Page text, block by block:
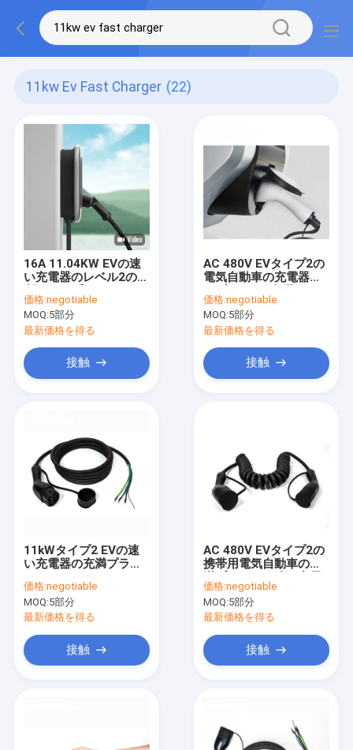
11kw Ev Fast Charger (22)
16A 11.04KW EVの速
い充電器のレベル2の場
の充電ユニット
価格:negotiable
MOQ:5部分
最新価格を得る
接触
AC 480V EVタイプ2の
電気自動車の充電器ケ
速い充電器ケーブルの
タイプ2
価格:negotiable
MOQ:5部分
最新価格を得る
接触
11kWタイプ2 EVの速
い充電器の充満プラグ
単一銃EVの充電器ケー
ブル
価格:negotiable
MOQ:5部分
最新価格を得る
接触
AC 480V EVタイプ2の
携帯用電気自動車の充
器ケーブルのタイプ2
価格:negotiable
MOQ:5部分
最新価格を得る
接触